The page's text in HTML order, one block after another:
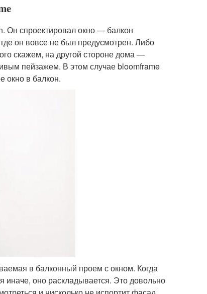
Он спроектировал окно — балкон
он вовсе не был предусмотрен. Либо
скажем, на другой стороне дома —
пейзажем. В этом случае bloomframe
окно в балкон.
в балконный проем с окном. Когда
иначе, оно раскладывается. Это довольно